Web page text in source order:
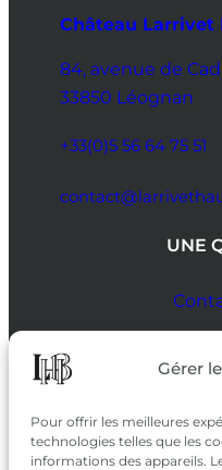
Gérer
Pour offrir les meilleures
technologies telles que les
informations des appareils.
Château Larrivet
84, avenue de
33850 Léognan
+33(0)5 56 64 75 51
UNE
SUIVEZ-NOUS
SUR LES RÉSEAUX